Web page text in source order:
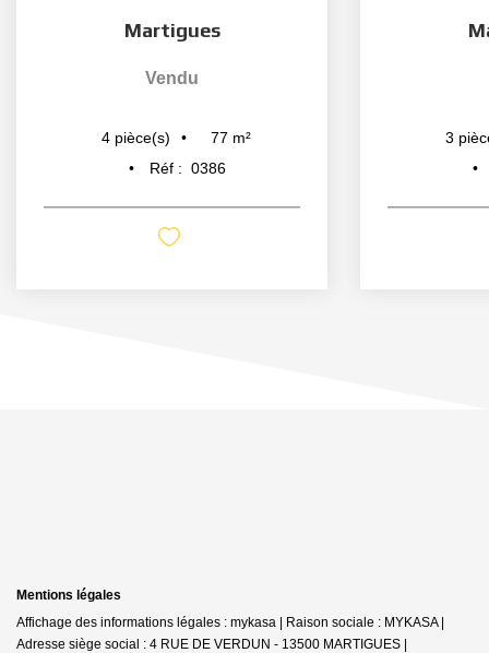
Martigues
Vendu
4 pièce(s) 77 m²
Réf : 0386
3
Mentions légales
Affichage des informations légales : mykasa | Raison sociale : MYKASA |
Adresse siège social : 4 RUE DE VERDUN - 13500 MARTIGUES |